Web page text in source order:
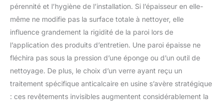
pérennité et l’hygiène de l’installation. Si l’épaisseur en elle-
même ne modifie pas la surface totale à nettoyer, elle
influence grandement la rigidité de la paroi lors de
l’application des produits d’entretien. Une paroi épaisse ne
fléchira pas sous la pression d’une éponge ou d’un outil de
nettoyage. De plus, le choix d’un verre ayant reçu un
traitement spécifique anticalcaire en usine s’avère stratégique
: ces revêtements invisibles augmentent considérablement la